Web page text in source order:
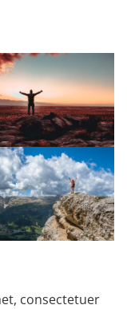
consectetuer